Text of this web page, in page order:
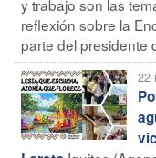
y trabajo son las
reflexión sobre la
parte del presidente
22